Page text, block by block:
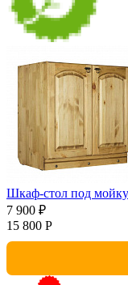
Шкаф-стол под
7 900 ₽
15 800 Р